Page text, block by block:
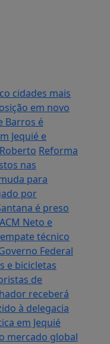
cidades mais
em novo
Barros é
Jequié e
Reforma
nas
para
por
é preso
Neto e
técnico
Federal
e bicicletas
de
receberá
à delegacia
em Jequié
mercado global